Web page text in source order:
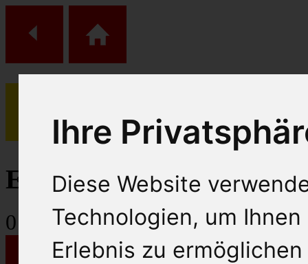
Ihre
Diese Website
Technologien, um
Erlebnis zu
(0)
Einkaufs Wagen
0 Artikel